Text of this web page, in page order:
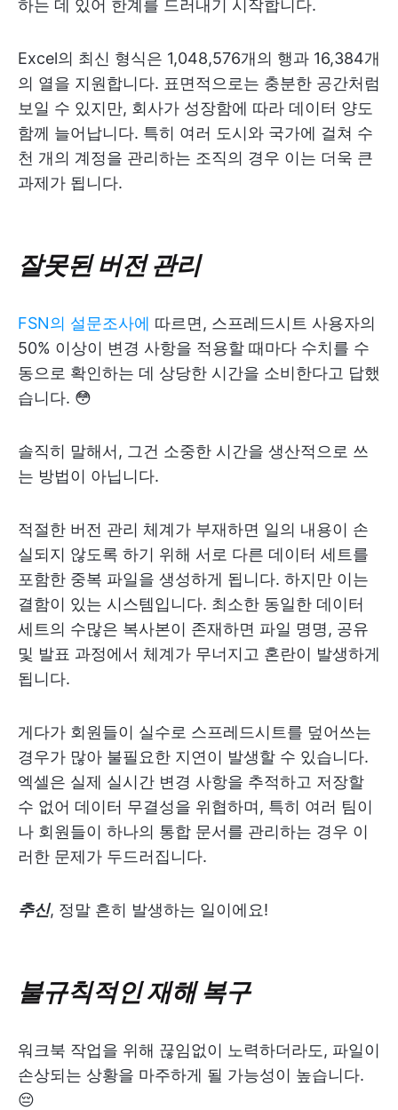
하는 데 있어 한계를 드러내기 시작합니다.
Excel의 최신 형식은 1,048,576개의 행과 16,384개
의 열을 지원합니다. 표면적으로는 충분한 공간처럼
보일 수 있지만, 회사가 성장함에 따라 데이터 양도
함께 늘어납니다. 특히 여러 도시와 국가에 걸쳐 수
천 개의 계정을 관리하는 조직의 경우 이는 더욱 큰
과제가 됩니다.
잘못된 버전 관리
FSN의 설문조사에 따르면, 스프레드시트 사용자의
50% 이상이 변경 사항을 적용할 때마다 수치를 수
동으로 확인하는 데 상당한 시간을 소비한다고 답했
습니다. 😳
솔직히 말해서, 그건 소중한 시간을 생산적으로 쓰
는 방법이 아닙니다.
적절한 버전 관리 체계가 부재하면 일의 내용이 손
실되지 않도록 하기 위해 서로 다른 데이터 세트를
포함한 중복 파일을 생성하게 됩니다. 하지만 이는
결함이 있는 시스템입니다. 최소한 동일한 데이터
세트의 수많은 복사본이 존재하면 파일 명명, 공유
및 발표 과정에서 체계가 무너지고 혼란이 발생하게
됩니다.
게다가 회원들이 실수로 스프레드시트를 덮어쓰는
경우가 많아 불필요한 지연이 발생할 수 있습니다.
엑셀은 실제 실시간 변경 사항을 추적하고 저장할
수 없어 데이터 무결성을 위협하며, 특히 여러 팀이
나 회원들이 하나의 통합 문서를 관리하는 경우 이
러한 문제가 두드러집니다.
추신, 정말 흔히 발생하는 일이에요!
불규칙적인 재해 복구
워크북 작업을 위해 끊임없이 노력하더라도, 파일이
손상되는 상황을 마주하게 될 가능성이 높습니다.
😔